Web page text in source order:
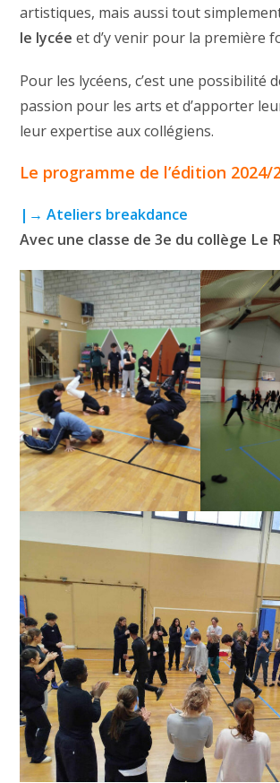
artistiques, mais aussi tout
le lycée et d’y venir pour la première
Pour les lycéens, c’est une possibilité
passion pour les arts et d’apporter
leur expertise aux collégiens.
Le programme de l’édition 2024/
|→ Ateliers breakdance
Avec une classe de 3e du collège Le